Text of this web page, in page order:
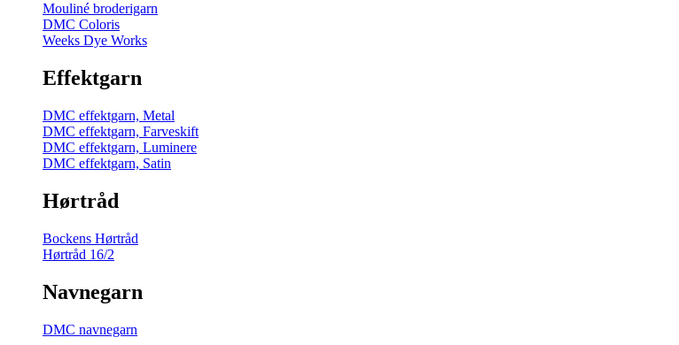
Mouliné broderigarn
DMC Coloris
Weeks Dye Works
Effektgarn
DMC effektgarn, Metal
DMC effektgarn, Farveskift
DMC effektgarn, Luminere
DMC effektgarn, Satin
Hørtråd
Bockens Hørtråd
Hørtråd 16/2
Navnegarn
DMC navnegarn